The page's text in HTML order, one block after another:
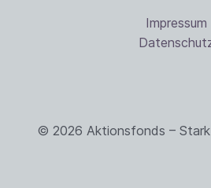
Impressum
© 2026 Aktionsfonds – Stark